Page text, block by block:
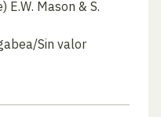
E.W. Mason & S.
Sin valor